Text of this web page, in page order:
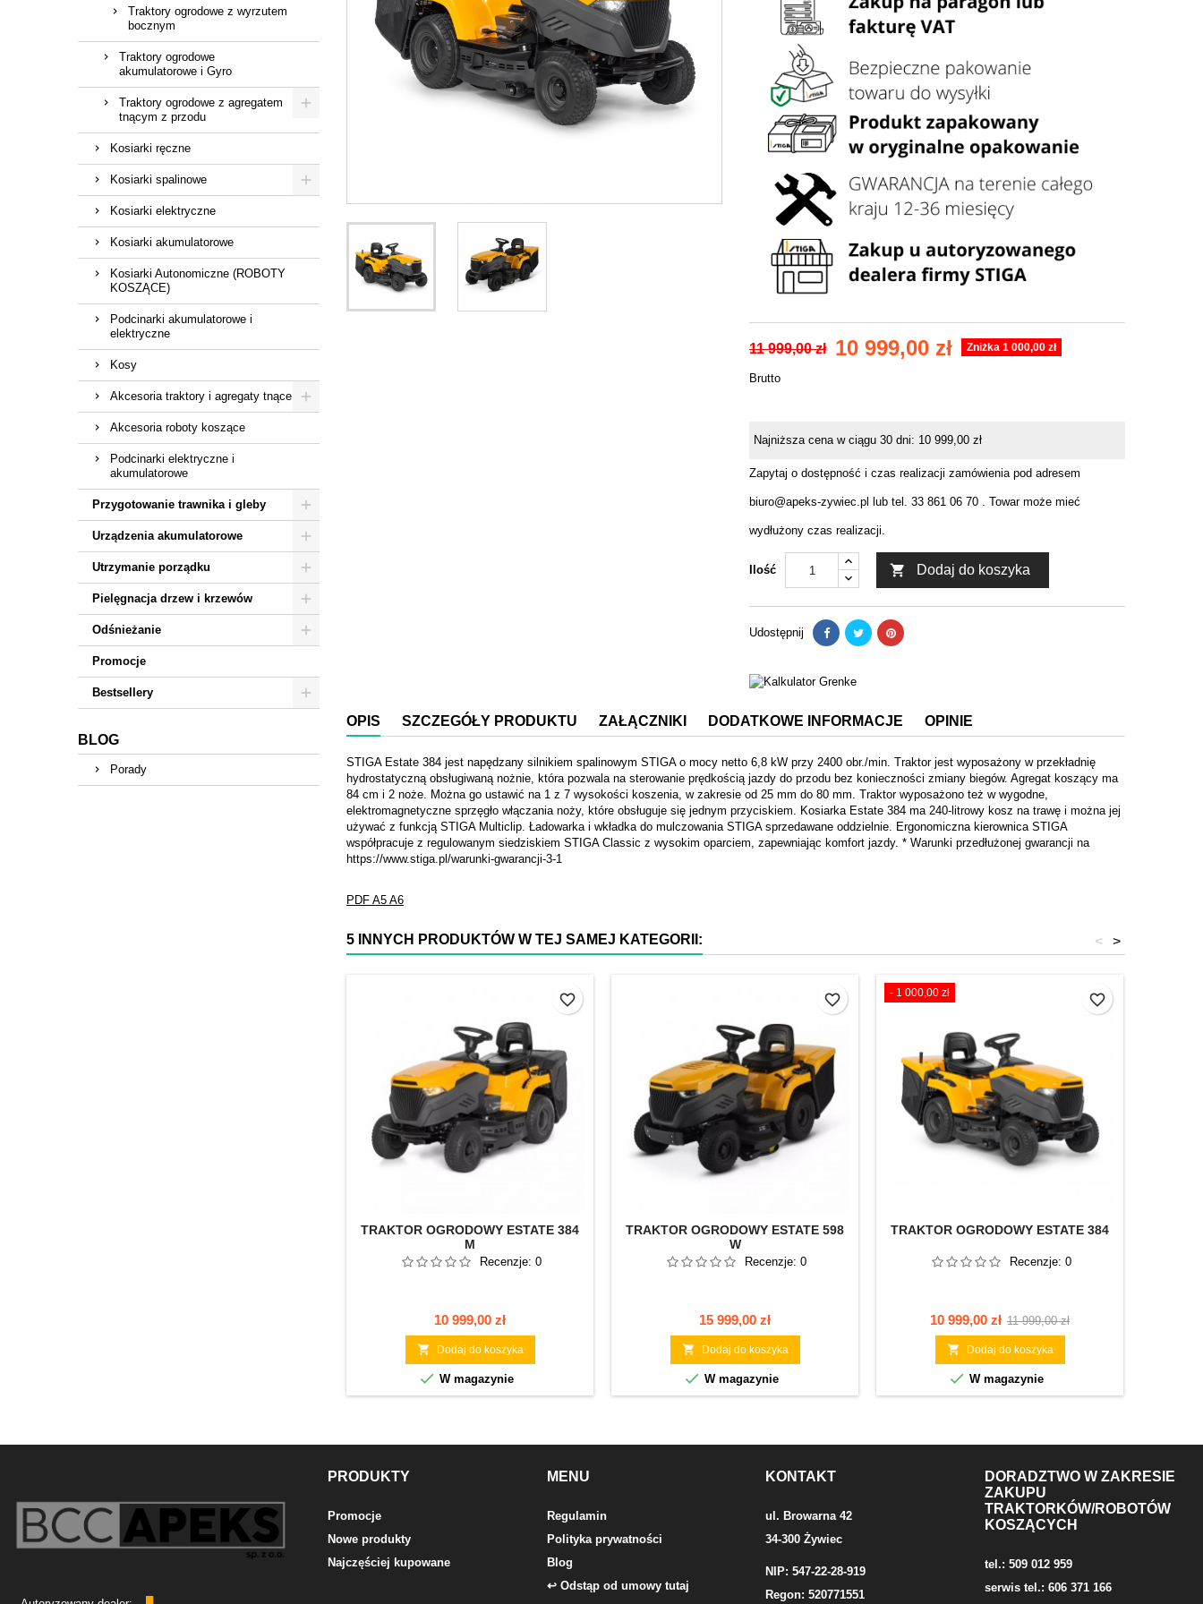
Traktory ogrodowe z wyrzutem
bocznym
Traktory ogrodowe
akumulatorowe i Gyro
Traktory ogrodowe z agregatem
tnącym z przodu
Kosiarki ręczne
Kosiarki spalinowe
Kosiarki elektryczne
Kosiarki akumulatorowe
Kosiarki Autonomiczne (ROBOTY
KOSZĄCE)
Podcinarki akumulatorowe i
elektryczne
Kosy
Akcesoria traktory i agregaty tnące
Akcesoria roboty koszące
Podcinarki elektryczne i
akumulatorowe
Przygotowanie trawnika i gleby
Urządzenia akumulatorowe
Utrzymanie porządku
Pielęgnacja drzew i krzewów
Odśnieżanie
Promocje
Bestsellery
BLOG
Porady
11 999,00 zł 10 999,00 zł Zniżka 1 000,00 zł
Brutto
Najniższa cena w ciągu 30 dni: 10 999,00 zł
Zapytaj o dostępność i czas realizacji zamówienia pod adresem
biuro@apeks-zywiec.pl lub tel. 33 861 06 70 . Towar może mieć
wydłużony czas realizacji.
Ilość  Dodaj do koszyka
Udostępnij
OPIS SZCZEGÓŁY PRODUKTU ZAŁĄCZNIKI DODATKOWE INFORMACJE OPINIE
STIGA Estate 384 jest napędzany silnikiem spalinowym STIGA o mocy netto 6,8 kW przy 2400 obr./min. Traktor jest wyposażony w przekładnię
hydrostatyczną obsługiwaną nożnie, która pozwala na sterowanie prędkością jazdy do przodu bez konieczności zmiany biegów. Agregat koszący ma
84 cm i 2 noże. Można go ustawić na 1 z 7 wysokości koszenia, w zakresie od 25 mm do 80 mm. Traktor wyposażono też w wygodne,
elektromagnetyczne sprzęgło włączania noży, które obsługuje się jednym przyciskiem. Kosiarka Estate 384 ma 240-litrowy kosz na trawę i można jej
używać z funkcją STIGA Multiclip. Ładowarka i wkładka do mulczowania STIGA sprzedawane oddzielnie. Ergonomiczna kierownica STIGA
współpracuje z regulowanym siedziskiem STIGA Classic z wysokim oparciem, zapewniając komfort jazdy. * Warunki przedłużonej gwarancji na
https://www.stiga.pl/warunki-gwarancji-3-1
PDF A5 A6
5 INNYCH PRODUKTÓW W TEJ SAMEJ KATEGORII: >
<
TRAKTOR OGRODOWY ESTATE 384
M
Recenzje: 0
Cena
10 999,00 zł
 Dodaj do koszyka
 W magazynie
favorite_border
TRAKTOR OGRODOWY ESTATE 598
W
Recenzje: 0
Cena
15 999,00 zł
 Dodaj do koszyka
 W magazynie
favorite_border - 1 000,00 zł
TRAKTOR OGRODOWY ESTATE 384
Recenzje: 0
Cena
10 999,00 zł Cena
podstawowa
11 999,00 zł
 Dodaj do koszyka
 W magazynie
favorite_border
PRODUKTY
Promocje
Nowe produkty
Najczęściej kupowane
MENU
Regulamin
Polityka prywatności
Blog
↩ Odstąp od umowy tutaj
KONTAKT
ul. Browarna 42
34-300 Żywiec
NIP: 547-22-28-919
Regon: 520771551
DORADZTWO W ZAKRESIE
ZAKUPU
TRAKTORKÓW/ROBOTÓW
KOSZĄCYCH
tel.: 509 012 959
serwis tel.: 606 371 166